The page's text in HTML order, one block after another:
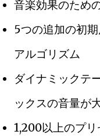
音楽効果のため
5つの追加の初
アルゴリズム
ダイナミックテ
ックスの音量が
1,200以上のプ